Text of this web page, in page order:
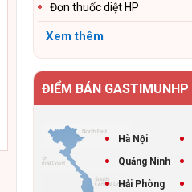
Đơn thuốc diệt HP
Xem thêm
ĐIỂM BÁN GASTIMUNHP
Hà Nội
Quảng Ninh
Hải Phòng